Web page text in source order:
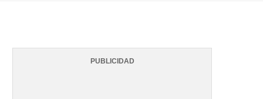
PUBLICIDAD